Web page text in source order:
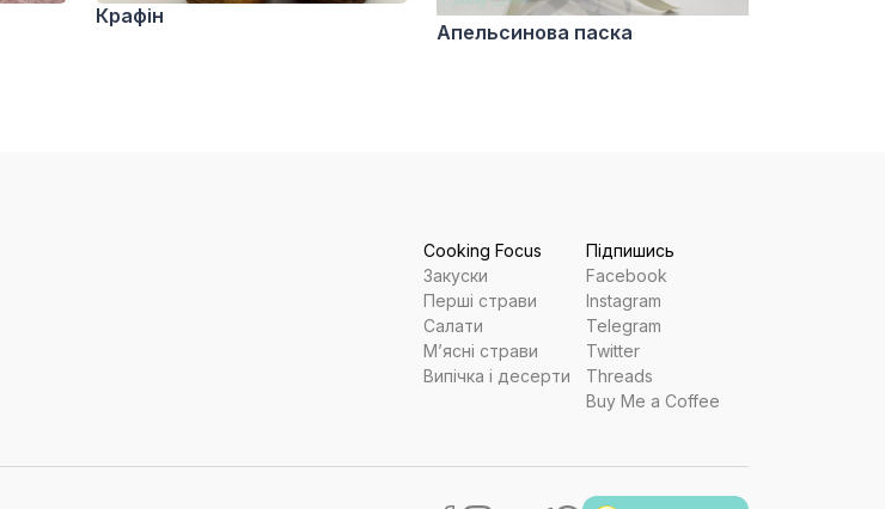
Крафін
Апельсинова паска
Cooking Focus
Закуски
Перші страви
Салати
Мʼясні страви
Випічка і десерти
Підпишись
Facebook
Instagram
Telegram
Twitter
Threads
Buy Me a Coffee